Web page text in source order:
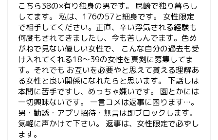
こちら38の×有り独身の男です。 尼崎で独り暮らし
してます。 私は、176の57と細身です。 女性限定
で相手してください。正直、辛い浮気される経験も
何度もされてきましたし、今も苦しんでます。色め
がねで見ない優しい女性で、 こんな自分の過去も受
け入れてくれる18～39の女性を真剣に募集してま
す。それでも お互いを必要やと思えて貰える理解あ
る女性と良い関係になれたらと思います。 下話しは
本間に苦手ですし、めっちゃ嫌いです。 園とかには
一切興味ないです。 一言コメは返事に困ります…。
男・勧誘・アプリ招待・無言は即ブロックします。
気軽に声かけて下さい。 返事は、女性限定で必ずし
ます。